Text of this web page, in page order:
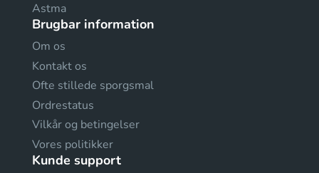
Astma
Brugbar information
Om os
Kontakt os
Ofte stillede sporgsmal
Ordrestatus
Vilkår og betingelser
Vores politikker
Kunde support